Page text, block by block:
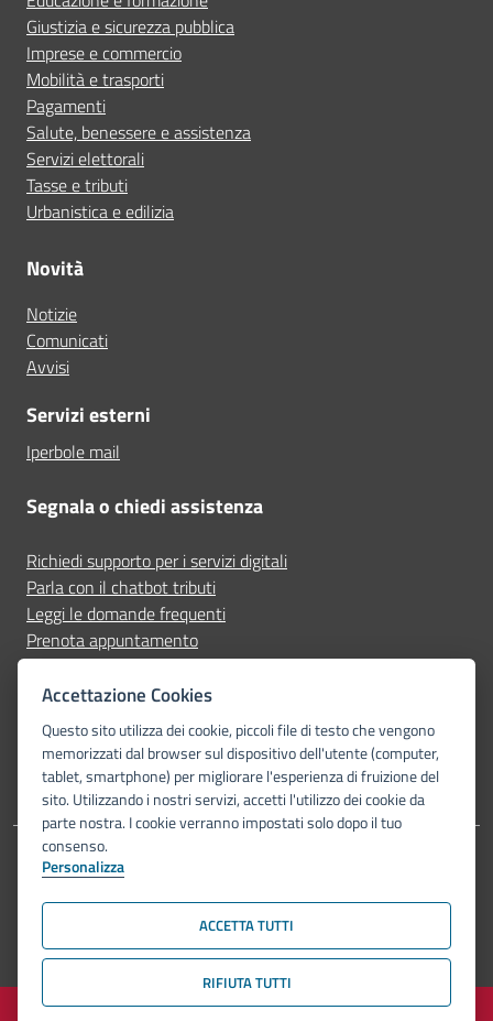
Giustizia e sicurezza pubblica
Imprese e commercio
Mobilità e trasporti
Pagamenti
Salute, benessere e assistenza
Servizi elettorali
Tasse e tributi
Urbanistica e edilizia
Novità
Notizie
Comunicati
Avvisi
Servizi esterni
Iperbole mail
Segnala o chiedi assistenza
Richiedi supporto per i servizi digitali
Parla con il chatbot tributi
Leggi le domande frequenti
Prenota appuntamento
Segnala disservizio
Seguici su
Dichiarazione di accessibilità
Piano di miglioramento del sito Mappa del sito
© Comune di Bologna 2026. Tutti i diritti riservati.
Accettazione Cookies
Questo sito utilizza dei cookie, piccoli file di testo che vengono
memorizzati dal browser sul dispositivo dell'utente (computer,
tablet, smartphone) per migliorare l'esperienza di fruizione del
sito. Utilizzando i nostri servizi, accetti l'utilizzo dei cookie da
parte nostra. I cookie verranno impostati solo dopo il tuo
consenso.
Personalizza
ACCETTA TUTTI
RIFIUTA TUTTI